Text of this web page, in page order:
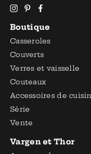
Boutique
Casseroles
Couverts
Verres et vaisselle
Couteaux
Accessoires de
Série
Vente
Vargen et Thor